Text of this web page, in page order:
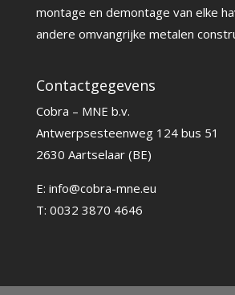
montage en demontage van elke
andere omvangrijke metalen
Contactgegevens
Cobra – MNE b.v.
Antwerpsesteenweg 124 bus 51
2630 Aartselaar (BE)
E: info@cobra-mne.eu
T: 0032 3870 4646